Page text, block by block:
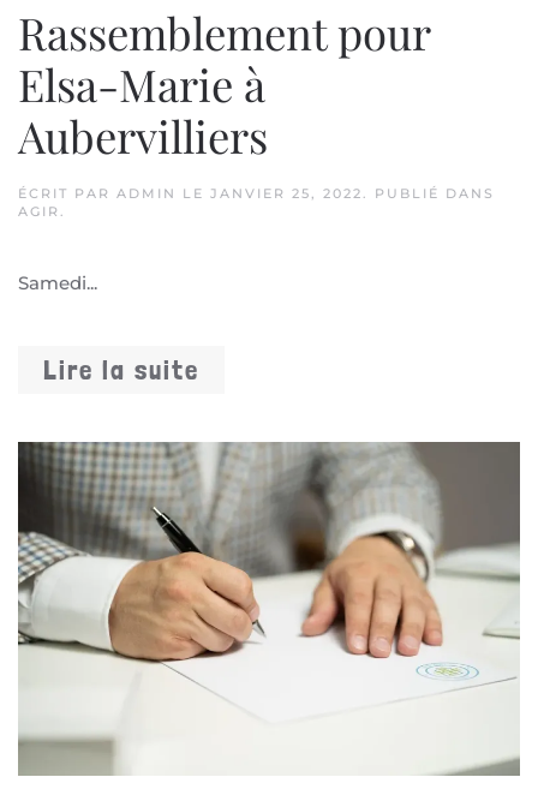
Rassemblement pour
Elsa-Marie à
Aubervilliers
ÉCRIT PAR ADMIN LE JANVIER 25, 2022
. PUBLIÉ DANS
AGIR
Samedi...
Lire la suite